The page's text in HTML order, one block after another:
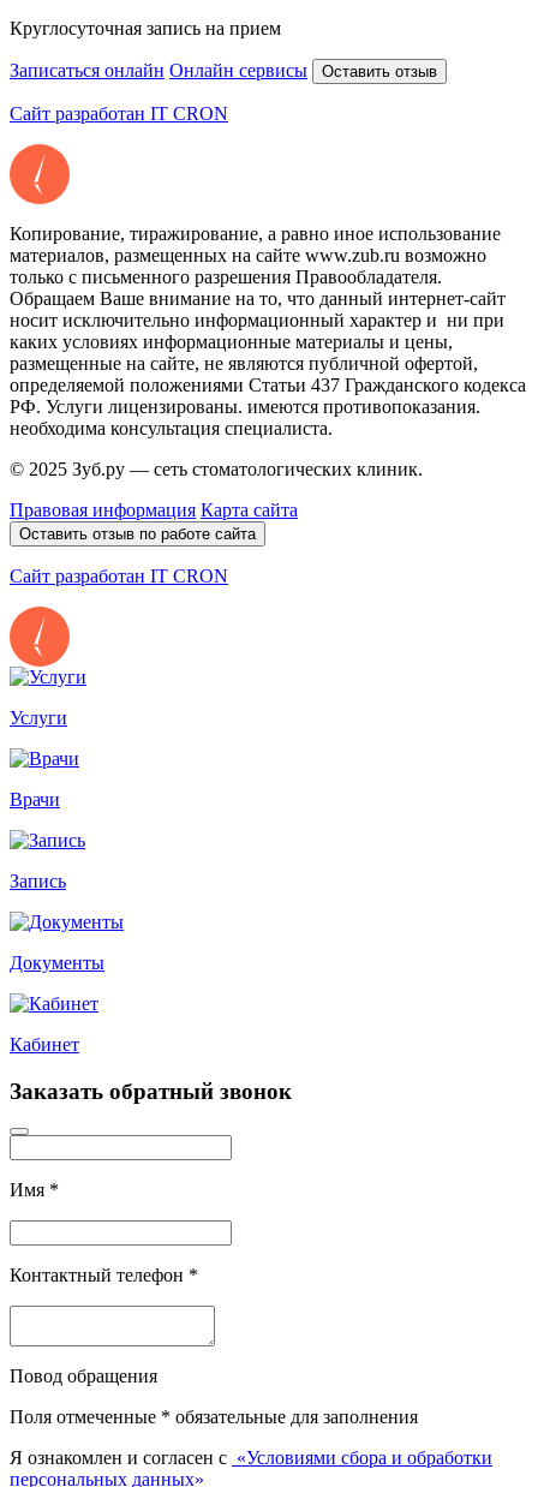
Круглосуточная запись на прием
Записаться онлайн Онлайн сервисы Оставить отзыв
Сайт разработан IT CRON
Копирование, тиражирование, а равно иное использование
материалов, размещенных на сайте www.zub.ru возможно
только с письменного разрешения Правообладателя.
Обращаем Ваше внимание на то, что данный интернет-сайт
носит исключительно информационный характер и ни при
каких условиях информационные материалы и цены,
размещенные на сайте, не являются публичной офертой,
определяемой положениями Статьи 437 Гражданского кодекса
РФ. Услуги лицензированы. имеются противопоказания.
необходима консультация специалиста.
© 2025 Зуб.ру — сеть стоматологических клиник.
Правовая информация Карта сайта
Оставить отзыв по работе сайта
Сайт разработан IT CRON
Услуги
Врачи
Запись
Документы
Кабинет
Заказать обратный звонок
Имя *
Контактный телефон *
Повод обращения
Поля отмеченные * обязательные для заполнения
Я ознакомлен и согласен с «Условиями сбора и обработки
персональных данных»